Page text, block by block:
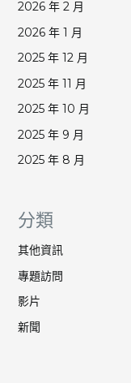
2026 年 2 月
2026 年 1 月
2025 年 12 月
2025 年 11 月
2025 年 10 月
2025 年 9 月
2025 年 8 月
分類
其他資訊
專題訪問
影片
新聞